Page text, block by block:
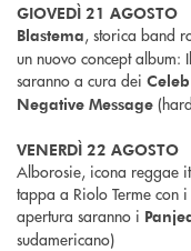
GIOVEDÌ 21 AGOSTO
Blastema, storica band
un nuovo concept album:
saranno a cura dei
Negative Message
VENERDÌ 22 AGOSTO
Alborosie, icona reggae
tappa a Riolo Terme con
apertura saranno i
sudamericano)